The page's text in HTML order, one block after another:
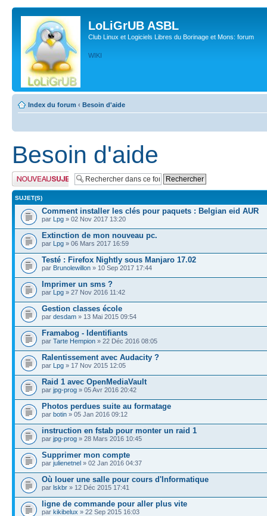
LoLiGrUB ASBL
Club Linux et Logiciels Libres du Borinage et Mons: forum
WIKI
Index du forum ‹ Besoin d'aide
Besoin d'aide
Publier un nouveau
sujet
SUJET(S)
Comment installer les clés pour paquets : Belgian eid AUR
par Lpg » 02 Nov 2017 13:20
Extinction de mon nouveau pc.
par Lpg » 06 Mars 2017 16:59
Testé : Firefox Nightly sous Manjaro 17.02
par Brunolewillon » 10 Sep 2017 17:44
Imprimer un sms ?
par Lpg » 27 Nov 2016 11:42
Gestion classes école
par desdam » 13 Mai 2015 09:54
Framabog - Identifiants
par Tarte Hempion » 22 Déc 2016 08:05
Ralentissement avec Audacity ?
par Lpg » 17 Nov 2015 12:05
Raid 1 avec OpenMediaVault
par jpg-prog » 05 Avr 2016 20:42
Photos perdues suite au formatage
par botin » 05 Jan 2016 09:12
instruction en fstab pour monter un raid 1
par jpg-prog » 28 Mars 2016 10:45
Supprimer mon compte
par julienetnel » 02 Jan 2016 04:37
Où louer une salle pour cours d'Informatique
par lskbr » 12 Déc 2015 17:41
ligne de commande pour aller plus vite
par kikibelux » 22 Sep 2015 16:03